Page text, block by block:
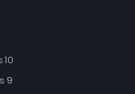
10
9